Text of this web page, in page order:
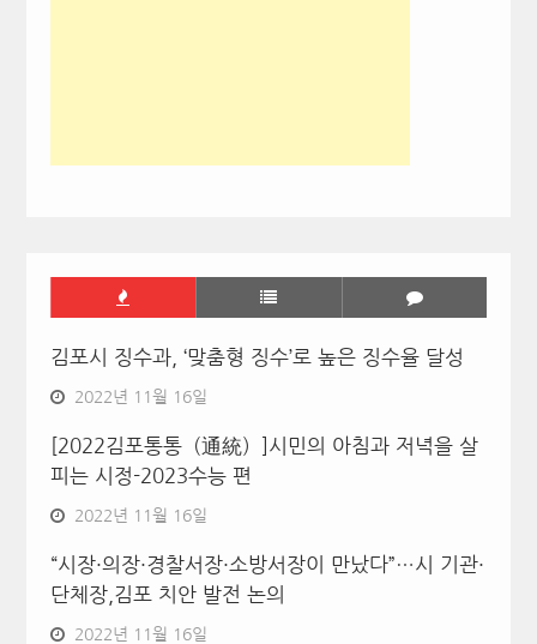
김포시 징수과, ‘맞춤형 징수’로 높은 징수율 달성
2022년 11월 16일
[2022김포통통（通統）]시민의 아침과 저녁을 살
피는 시정-2023수능 편
2022년 11월 16일
“시장·의장·경찰서장·소방서장이 만났다”…시 기관·
단체장,김포 치안 발전 논의
2022년 11월 16일